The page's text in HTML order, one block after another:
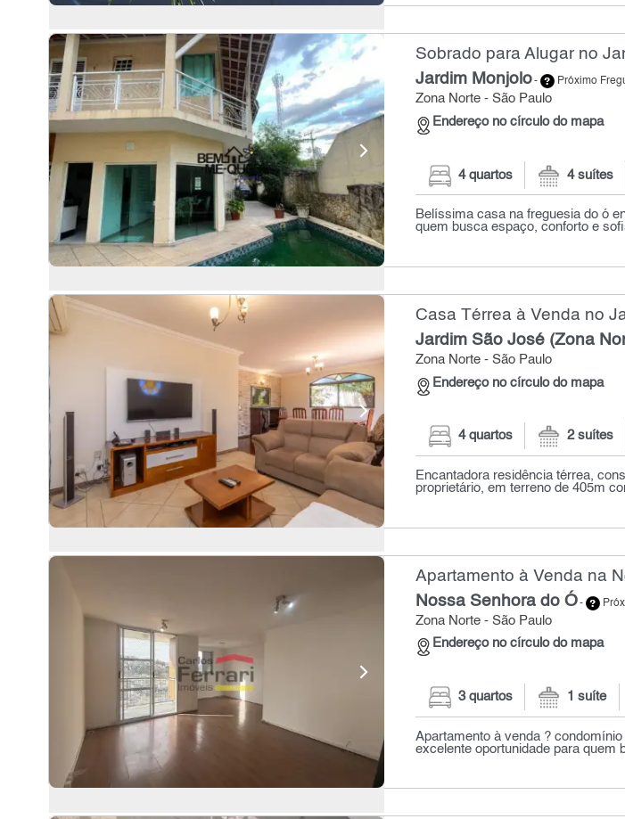
Sobrado para Alugar no
Jardim Monjolo- Próximo
Zona Norte - São Paulo
Endereço no círculo do mapa
4 quartos 4 suítes
Belíssima casa na freguesia do ó
quem busca espaço, conforto e
Casa Térrea à Venda no
Jardim São José (Zona
Zona Norte - São Paulo
Endereço no círculo do mapa
4 quartos 2 suítes
Encantadora residência térrea,
proprietário, em terreno de 405m
Apartamento à Venda na
Nossa Senhora do Ó-
Zona Norte - São Paulo
Endereço no círculo do mapa
3 quartos 1 suíte
Apartamento à venda ?
excelente oportunidade para quem